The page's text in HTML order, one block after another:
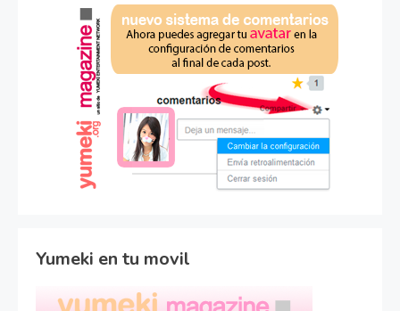
Yumeki en tu movil